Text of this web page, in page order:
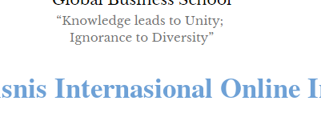
Internasional Online